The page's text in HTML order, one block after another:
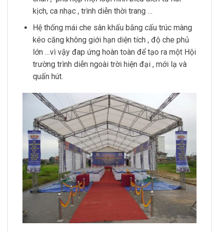
kịch, ca nhạc , trình diễn thời trang …
Hệ thống mái che sân khấu bằng cấu trúc màng
kéo căng không giới hạn diện tích , độ che phủ
lớn …vì vậy đap ứng hoàn toàn để tạo ra một Hội
trường trình diễn ngoài trời hiện đại , mới lạ và
quấn hút.